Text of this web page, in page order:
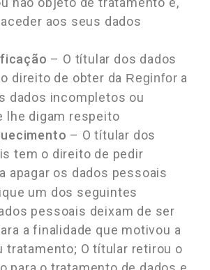
aos seus dados
– O títular dos dados
direito de obter da Reginfor a
dados incompletos ou
lhe digam respeito
– O títular dos
tem o direito de pedir
apagar os dados pessoais
um dos seguintes
pessoais deixam de ser
a finalidade que motivou a
tratamento; O títular retirou o